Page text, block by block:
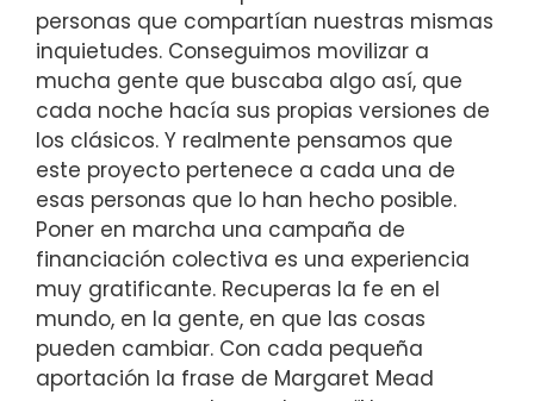
personas que compartían nuestras mismas
inquietudes. Conseguimos movilizar a
mucha gente que buscaba algo así, que
cada noche hacía sus propias versiones de
los clásicos. Y realmente pensamos que
este proyecto pertenece a cada una de
esas personas que lo han hecho posible.
Poner en marcha una campaña de
financiación colectiva es una experiencia
muy gratificante. Recuperas la fe en el
mundo, en la gente, en que las cosas
pueden cambiar. Con cada pequeña
aportación la frase de Margaret Mead